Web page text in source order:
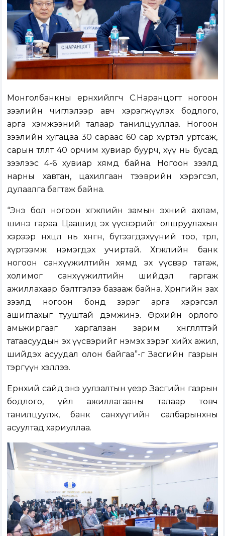
Монголбанкны ерөнхийлөгч С.Наранцогт ногоон
зээлийн чиглэлээр авч хэрэгжүүлэх бодлого,
арга хэмжээний талаар танилцууллаа. Ногоон
зээлийн хугацаа 30 сараас 60 сар хүртэл уртсаж,
сарын төлөлт 40 орчим хувиар буурч, хүү нь бусад
зээлээс 4-6 хувиар хямд байна. Ногоон зээлд
нарны хавтан, цахилгаан тээврийн хэрэгсэл,
дулаалга багтаж байна.
“Энэ бол ногоон хөгжлийн замын эхний ахлам,
шинэ гараа. Цаашид эх үүсвэрийг олшруулахын
хэрээр нөхцөл нь хөнгөн, бүтээгдэхүүний тоо, төрөл,
хүртээмж нэмэгдэх учиртай. Хөгжлийн банк
ногоон санхүүжилтийн хямд эх үүсвэр татаж,
холимог санхүүжилтийн шийдэл гаргаж
ажиллахаар бэлтгэлээ базааж байна. Хөрөнгийн зах
зээлд ногоон бонд зэрэг арга хэрэгсэл
ашиглахыг тууштай дэмжинэ. Өрхийн орлого
амьжиргааг харгалзан зарим хөнгөлөлттэй
татаасуудын эх үүсвэрийг нэмэх зэрэг хийх ажил,
шийдэх асуудал олон байгаа”-г Засгийн газрын
тэргүүн хэллээ.
Ерөнхий сайд энэ уулзалтын үеэр Засгийн газрын
бодлого, үйл ажиллагааны талаар товч
танилцуулж, банк санхүүгийн салбарынхны
асуултад хариуллаа.